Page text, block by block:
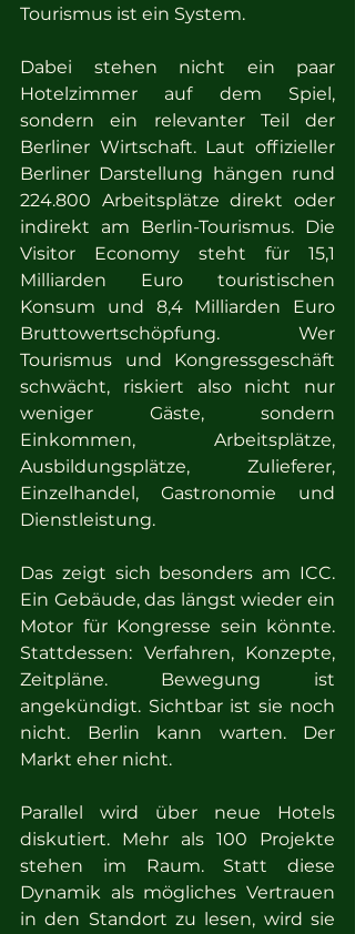
Tourismus ist ein System.
Dabei stehen nicht ein paar
Hotelzimmer auf dem Spiel,
sondern ein relevanter Teil der
Berliner Wirtschaft. Laut offizieller
Berliner Darstellung hängen rund
224.800 Arbeitsplätze direkt oder
indirekt am Berlin-Tourismus. Die
Visitor Economy steht für 15,1
Milliarden Euro touristischen
Konsum und 8,4 Milliarden Euro
Bruttowertschöpfung. Wer
Tourismus und Kongressgeschäft
schwächt, riskiert also nicht nur
weniger Gäste, sondern
Einkommen, Arbeitsplätze,
Ausbildungsplätze, Zulieferer,
Einzelhandel, Gastronomie und
Dienstleistung.
Das zeigt sich besonders am ICC.
Ein Gebäude, das längst wieder ein
Motor für Kongresse sein könnte.
Stattdessen: Verfahren, Konzepte,
Zeitpläne. Bewegung ist
angekündigt. Sichtbar ist sie noch
nicht. Berlin kann warten. Der
Markt eher nicht.
Parallel wird über neue Hotels
diskutiert. Mehr als 100 Projekte
stehen im Raum. Statt diese
Dynamik als mögliches Vertrauen
in den Standort zu lesen, wird sie